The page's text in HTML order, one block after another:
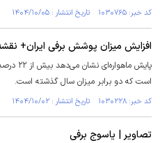
کد خبر: ۱۰۳۰۷۶۵ تاریخ انتشار : ۱۴۰۴/۱۰/۰۵
افزایش میزان پوشش برفی ایران+
پایش
است که دو برابر میزان سال گذشته است.
کد خبر: ۱۰۳۰۲۲۸ تاریخ انتشار : ۱۴۰۴/۱۰/۰۲
تصاویر | یاسوج برفی